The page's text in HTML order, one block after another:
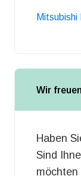
Wir
Haben
Sind
möchten